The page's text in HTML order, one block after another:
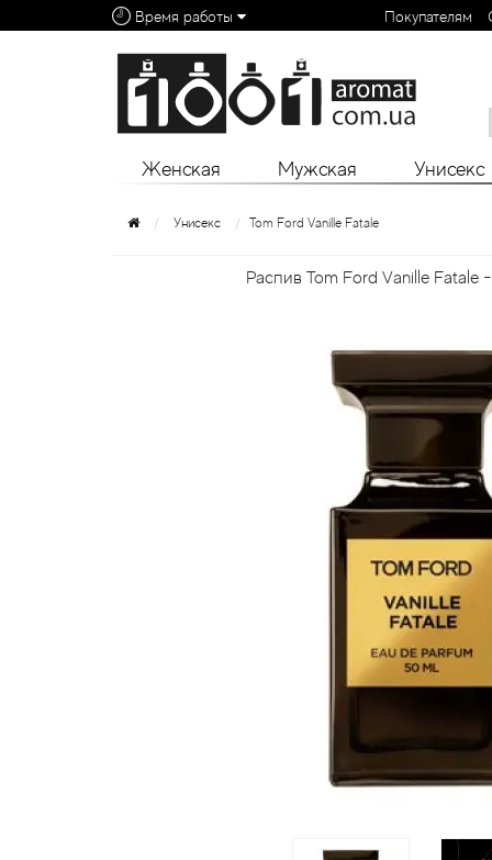
Время работы Покупателям
Алфавитный указатель: 0 - 9 A B C F G H
Женская Мужская Унисекс
Унисекс Tom Ford Vanille Fatale
Распив Tom Ford Vanille Fatale